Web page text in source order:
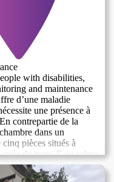
with disabilities,
and maintenance
d’une maladie
une présence à
contrepartie de la
dans un
cinq pièces situés à
du tram, F au calme.
petite participation pour